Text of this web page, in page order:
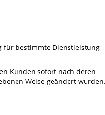
für bestimmte Dienstleistung
Kunden sofort nach deren
Weise geändert wurden.